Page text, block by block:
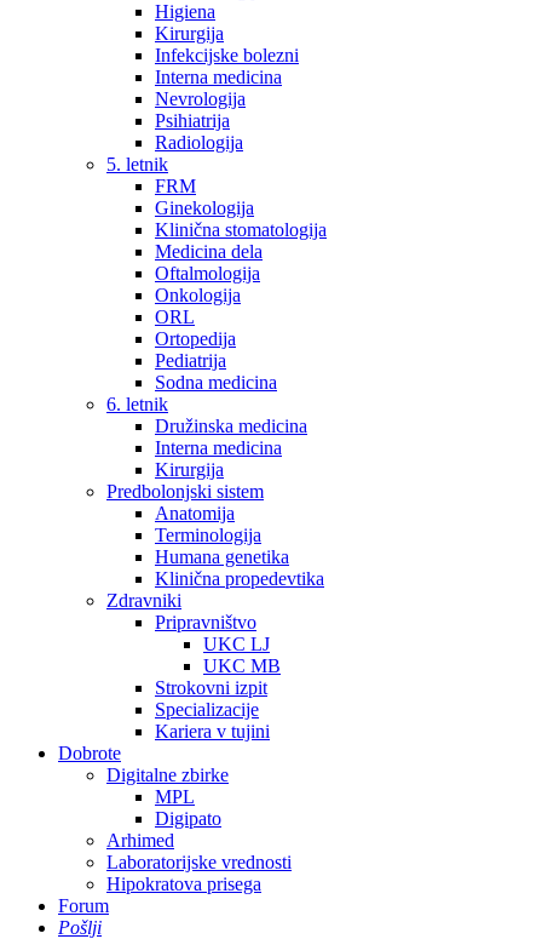
Higiena
Kirurgija
Infekcijske bolezni
Interna medicina
Nevrologija
Psihiatrija
Radiologija
5. letnik
FRM
Ginekologija
Klinična stomatologija
Medicina dela
Oftalmologija
Onkologija
ORL
Ortopedija
Pediatrija
Sodna medicina
6. letnik
Družinska medicina
Interna medicina
Kirurgija
Predbolonjski sistem
Anatomija
Terminologija
Humana genetika
Klinična propedevtika
Zdravniki
Pripravništvo
UKC LJ
UKC MB
Strokovni izpit
Specializacije
Kariera v tujini
Dobrote
Digitalne zbirke
MPL
Digipato
Arhimed
Laboratorijske vrednosti
Hipokratova prisega
Forum
Pošlji